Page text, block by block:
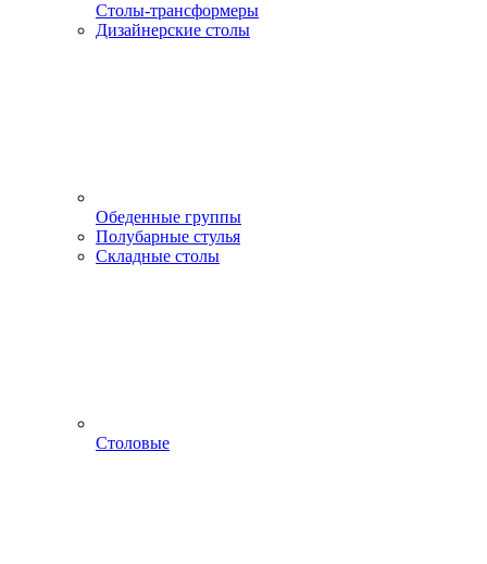
Столы-трансформеры
Дизайнерские столы
Обеденные группы
Полубарные стулья
Складные столы
Столовые